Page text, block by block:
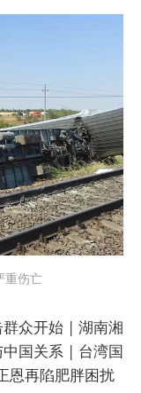
重伤亡
众开始 | 湖南湘
国关系 | 台湾国
恩再陷肥胖困扰